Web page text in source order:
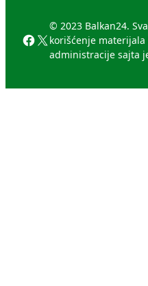
Facebook
X
© 2023 Balkan24.
korišćenje
administracije sajta